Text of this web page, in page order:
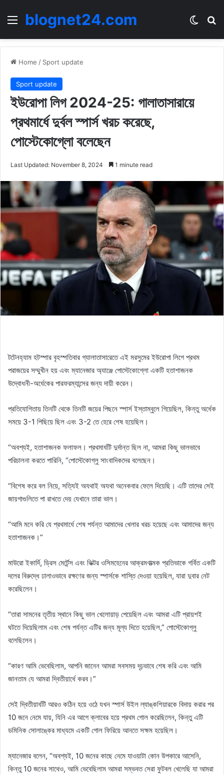
Menublognet24.com
Home / Sport update
Sport update
ইউরোপা লিগ 2024-25: গালাতাসারায়ে
প্রথমার্ধে দুর্বল স্পার্স খরচ করেছে,
পোস্টেকোগ্লো বলেছেন
Last Updated: November 8, 2024 1 minute read
টটেনহ্যাম হটস্পার বৃহস্পতিবার গ্যালাতাসারেতে এই মরসুমের ইউরোপা লিগে প্রথম
পরাজয়ের সম্মুখীন হয় এবং ম্যানেজার অ্যাঞ্জে পোস্টেকোগ্লো একটি হতাশাজনক
উদ্বোধনী-অর্ধেকের পারফরম্যান্সের জন্য দায়ী করেন।
প্রতিযোগিতায় তিনটি থেকে তিনটি জয়ের পিছনে স্পার্স ইস্তাম্বুলে গিয়েছিল, কিন্তু অর্ধেক
সময়ে 3-1 পিছিয়ে ছিল এবং 3-2 তে হেরে শেষ হয়েছিল।
“অবশ্যই, হতাশাজনক ফলাফল। প্রথমার্ধটি দুর্দান্ত ছিল না, আমরা কিছু ভালভাবে
পরিচালনা করতে পারিনি, “পোস্টেকোগ্লু সাংবাদিকদের বলেছেন।
“বিশেষ করে বল নিয়ে, সত্যিই অযথাই অযথা অনেকবার ফেলে দিয়েছি। এটি তাদের সেই
জায়গাগুলিতে পা রাখতে দেয় যেখানে তারা ভাল।
“আমি মনে করি যে প্রথমার্ধে শেষ পর্যন্ত আমাদের খেলার খরচ হয়েছে এবং আমাদের জন্য
হতাশাজনক।”
মাউরো ইকার্দি, ড্রিস মের্টেন্স এবং ভিক্টর ওসিমহেনের আক্রমণাত্মক প্রতিভাকে গর্বিত একটি
দলের বিরুদ্ধে ঢালাওভাবে রক্ষণের জন্য স্পার্সকে শাস্তি দেওয়া হয়েছিল, যারা দুবার নেট
করেছিলেন।
“তারা সামনের তৃতীয় স্থানে কিছু ভাল খেলোয়াড় পেয়েছিল এবং আমরা এটি প্রায়শই
ঘটতে দিয়েছিলাম এবং শেষ পর্যন্ত এটির জন্য মূল্য দিতে হয়েছিল,” পোস্টেকোগ্লু
বলেছিলেন।
“কারণ আমি ভেবেছিলাম, আপনি জানেন আমরা সবসময় দৃঢ়ভাবে শেষ করি এবং আমি
জানতাম যে আমরা দ্বিতীয়ার্ধে করব।”
সেই দ্বিতীয়ার্ধটি আরও কঠিন হয়ে ওঠে যখন স্পার্স উইল ল্যাঙ্কশিয়ারকে বিদায় করার পর
10 জনে নেমে যায়, যিনি এর আগে ক্লাবের হয়ে প্রথম গোল করেছিলেন, কিন্তু এটি
ডমিনিক সোলাঙ্কের মাধ্যমে একটি গোল ফিরিয়ে আনতে সক্ষম হয়েছিল।
ম্যানেজার বলেন, “অবশ্যই, 10 জনের কাছে নেমে যাওয়াটা কোন উপকারে আসেনি,
কিন্তু 10 জনের সাথেও, আমি ভেবেছিলাম আমরা সম্ভবত সেরা ফুটবল খেলেছি যা আমরা